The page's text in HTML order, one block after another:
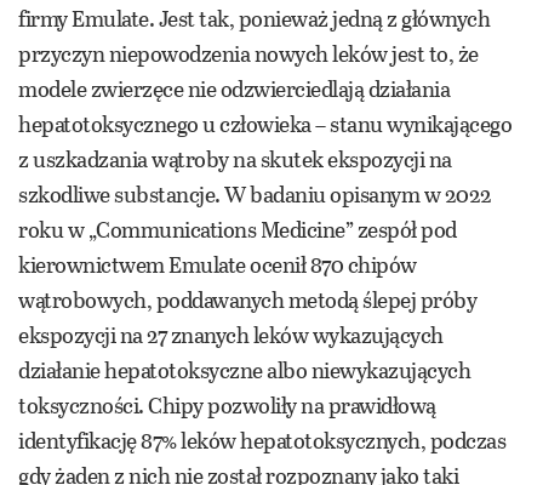
firmy Emulate. Jest tak, ponieważ jedną z głównych
przyczyn niepowodzenia nowych leków jest to, że
modele zwierzęce nie odzwierciedlają działania
hepatotoksycznego u człowieka – stanu wynikającego
z uszkadzania wątroby na skutek ekspozycji na
szkodliwe substancje. W badaniu opisanym w 2022
roku w „Communications Medicine” zespół pod
kierownictwem Emulate ocenił 870 chipów
wątrobowych, poddawanych metodą ślepej próby
ekspozycji na 27 znanych leków wykazujących
działanie hepatotoksyczne albo niewykazujących
toksyczności. Chipy pozwoliły na prawidłową
identyfikację 87% leków hepatotoksycznych, podczas
gdy żaden z nich nie został rozpoznany jako taki